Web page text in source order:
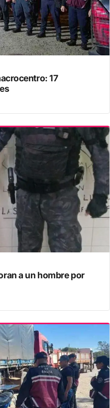
17
a un hombre por